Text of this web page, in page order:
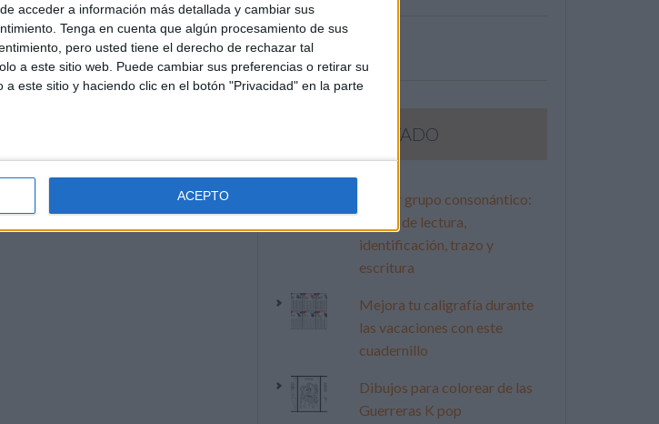
acceder a información más detallada y cambiar sus
Tenga en cuenta que algún procesamiento de sus
pero usted tiene el derecho de rechazar tal
a este sitio web. Puede cambiar sus preferencias o retirar su
este sitio y haciendo clic en el botón "Privacidad" en la parte
ACEPTO
LO MÁS VISITADO
Primer grupo consonántico:
Fichas de lectura,
identificación, trazo y
escritura
Mejora tu caligrafía durante
las vacaciones con este
cuadernillo
Dibujos para colorear de las
Guerreras K pop